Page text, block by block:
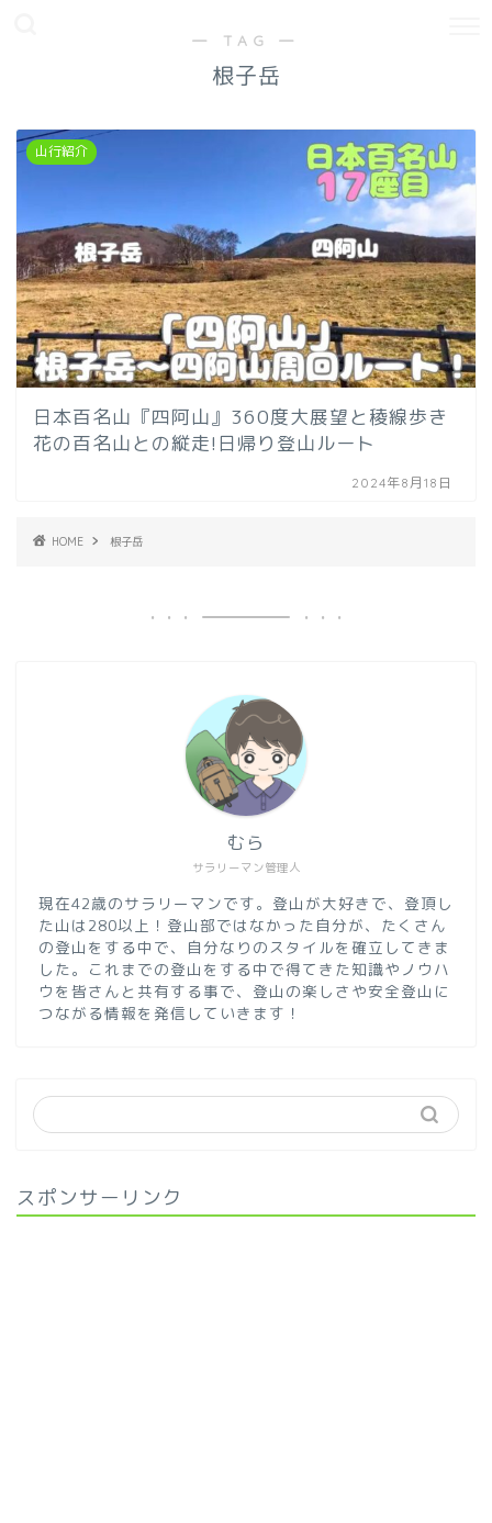
― TAG ―
根子岳
山行紹介
日本百名山『四阿山』360度大展望と稜線歩き
花の百名山との縦走!日帰り登山ルート
2024年8月18日
HOME 根子岳
サラリーマン管理人
むら
現在42歳のサラリーマンです。登山が大好きで、登頂し
た山は280以上！登山部ではなかった自分が、たくさん
の登山をする中で、自分なりのスタイルを確立してきま
した。これまでの登山をする中で得てきた知識やノウハ
ウを皆さんと共有する事で、登山の楽しさや安全登山に
つながる情報を発信していきます！
スポンサーリンク